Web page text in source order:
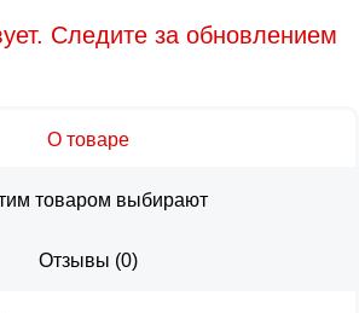
Следите за обновлением
О товаре
товаром выбирают
Отзывы (0)